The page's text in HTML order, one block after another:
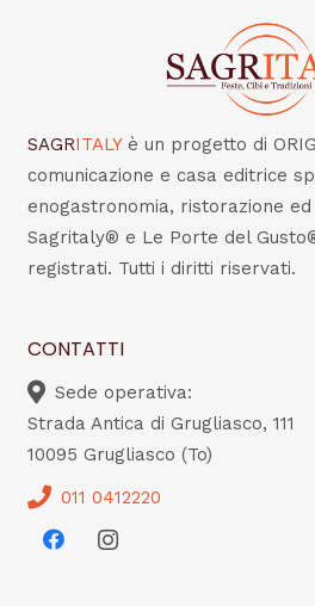
SAGRITALY è un progetto di
comunicazione e casa editrice
enogastronomia, ristorazione ed
Sagritaly® e Le Porte del
registrati. Tutti i diritti riservati.
CONTATTI
Sede operativa:
Strada Antica di Grugliasco, 111
10095 Grugliasco (To)
011 0412220